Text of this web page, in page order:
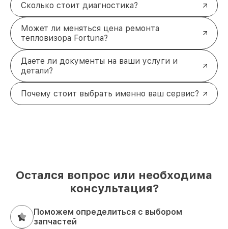
Сколько стоит диагностика?
Может ли меняться цена ремонта
тепловизора Fortuna?
Даете ли документы на ваши услуги и
детали?
Почему стоит выбрать именно ваш сервис?
Остался вопрос или необходима
консультация?
Поможем определиться с выбором
запчастей